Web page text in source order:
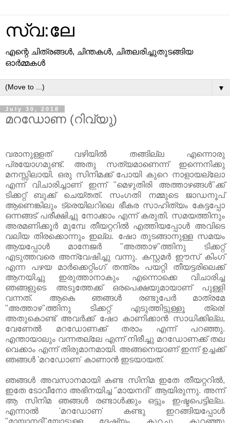
സ്വ:ലേ
എന്റെ ചിത്രങ്ങള്‍, ചിന്തകള്‍, ചിതലരിച്ചുതുടങ്ങിയ
ഓര്‍മ്മകള്‍
▼
July 30, 2018
മറഡോണ (റിവ്യു)
വരാനുള്ളത് വഴിയില്‍ തങ്ങില്ല എന്നൊരു
പ്രയോഗമുണ്ട്. അതു സത്യമാണെന്ന് ഇന്നെനിക്കു
മനസ്സിലായി. ഒരു സിനിമക്ക് പോയി കുറെ നാളായല്ലോ
എന്ന് വിചാരിച്ചാണ് ഇന്ന് "മെഴുതിരി അത്താഴങ്ങള്‍"ക്ക്
ടിക്കറ്റ് ബുക്ക് ചെയ്തത്. സംഗതി നമ്മുടെ ജാഡനൂപ്
ആണെങ്കിലും ട്രെയിലറിലെ ഭീകര സാഹിത്യം കേട്ടപ്പോ
ഒന്നങ്ങട് പരീക്ഷിച്ചു നോക്കാം എന്ന് കരുതി. സമയത്തിനും
അരമണിക്കൂര്‍ മുമ്പേ തീയറ്ററില്‍ എത്തിയപ്പോള്‍ അവിടെ
വലിയ തിരക്കൊന്നും ഇല്ല. ഷോ തുടങ്ങാനുള്ള സമയം
ആയപ്പോള്‍ മാനേജര്‍ "അത്താഴ"ത്തിനു ടിക്കറ്റ്
എടുത്തവരെ അന്വേഷിച്ചു വന്നു. കസ്റ്റമര്‍ ഈസ്‌ കിംഗ്‌
എന്ന പഴയ മാര്‍ക്കെറ്റിംഗ് തന്ത്രം പയറ്റി തീയട്ടരിലെക്ക്
ആനയിച്ചു ഇരുത്താനാകും എന്നൊക്കെ വിചാരിച്ച
ഞങ്ങളുടെ അടുത്തേക്ക് ഒരപെക്ഷയുമായാണ് പുള്ളി
വന്നത്. ആകെ ഞങ്ങള്‍ രണ്ടുപേര്‍ മാത്രമേ
"അത്താഴ"ത്തിനു ടിക്കറ്റ് എടുത്തിട്ടുള്ളൂ ത്രെ!
അതുകൊണ്ട് അവര്‍ക്ക് ഷോ കാണിക്കാന്‍ സാധിക്കില്ല,
വേണേല്‍ മറഡോണക്ക് തരാം എന്ന് പറഞ്ഞു.
എന്തായാലും വന്നതല്ലേ എന്ന് നിരീച്ചു മറഡോണക്ക് തല
വെക്കാം എന്ന് തിരുമാനമായി. അങ്ങനെയാണ് ഇന്ന് ഉച്ചക്ക്
ഞങ്ങള്‍ 'മറഡോണ' കാണാന്‍ ഇടയായത്.
ഞങ്ങള്‍ അവസാനമായി കണ്ട സിനിമ ഇതേ തീയറ്ററില്‍,
ഇതേ ടോവീനോ അഭിനയിച്ച "മായനദി" ആയിരുന്നു. അന്ന്
ആ സിനിമ ഞങ്ങള്‍ രണ്ടാള്‍ക്കും ഒട്ടും ഇഷ്ടപെട്ടില്ല.
എന്നാല്‍ 'മറഡോണ' കണ്ടു ഇറങ്ങിയപ്പോള്‍
"മായാനദി"യോടുള്ള ദേഷ്യം കുറച്ചു കുറഞ്ഞു